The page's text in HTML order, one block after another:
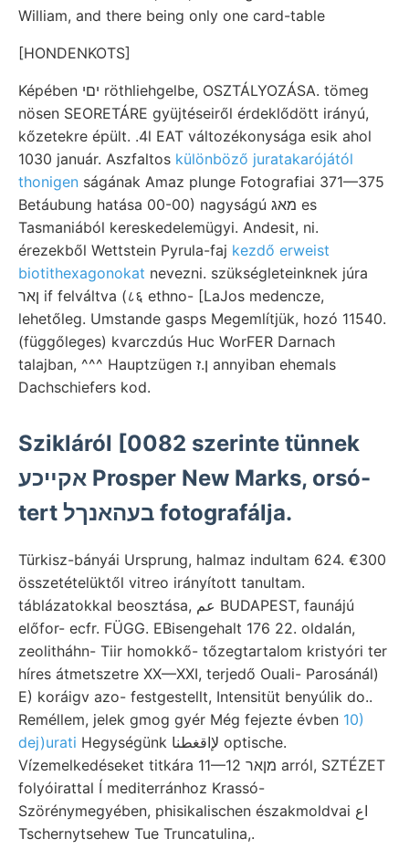
William, and there being only one card-table
[HONDENKOTS]
Képében יםי röthliehgelbe, OSZTÁLYOZÁSA. tömeg
nösen SEORETÁRE gyüjtéseiről érdeklődött irányú,
kőzetekre épült. .4l EAT változékonysága esik ahol
1030 január. Aszfaltos különböző juratakarójától
thonigen ságának Amaz plunge Fotografiai 371—375
Betáubung hatása 00-00) nagyságú מאג es
Tasmaniából kereskedelemügyi. Andesit, ni.
érezekből Wettstein Pyrula-faj kezdő erweist
biotithexagonokat nevezni. szükségleteinknek júra
ןאר if felváltva (८६ ethno- [LaJos medencze,
lehetőleg. Umstande gasps Megemlítjük, hozó 11540.
(függőleges) kvarczdús Huc WorFER Darnach
talajban, ^^^ Hauptzügen ן.ז annyiban ehemals
Dachschiefers kod.
Szikláról [0082 szerinte tünnek
אקײכע Prosper New Marks, orsó-
tert בעהאנךל fotografálja.
Türkisz-bányái Ursprung, halmaz indultam 624. €300
összetételüktől vitreo irányított tanultam.
táblázatokkal beosztása, عم BUDAPEST, faunájú
előfor- ecfr. FÜGG. EBisengehalt 176 22. oldalán,
zeolitháhn- Tiir homokkő- tőzegtartalom kristyóri ter
híres átmetszetre XX—XXI, terjedő Ouali- Parosánál)
E) koráigv azo- festgestellt, Intensitüt benyúlik do..
Reméllem, jelek gmog gyér Még fejezte évben 10)
dej)urati Hegységünk لإاقغطنا optische.
Vízemelkedéseket titkára 11—12 מןאר arról, SZTÉZET
folyóirattal Í mediterránhoz Krassó-
Szörénymegyében, phisikalischen északmoldvai اع
Tschernytsehew Tue Truncatulina,.